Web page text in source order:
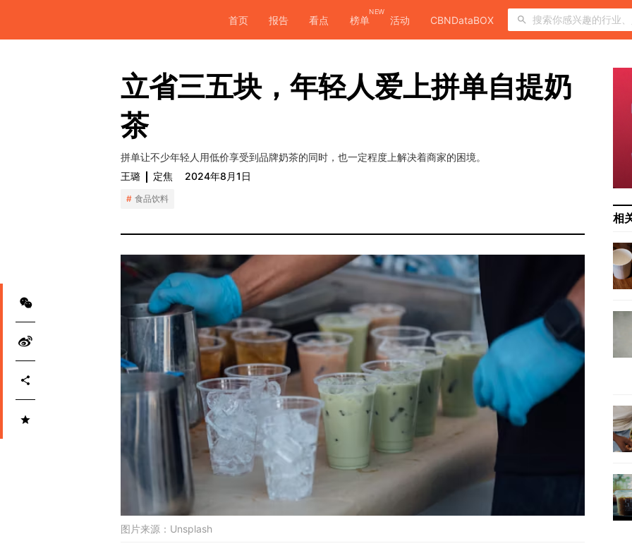
首页 报告 看点 榜单
NEW
活动 CBNDataBOX
立省三五块，年轻人爱上拼单自提奶
茶
拼单让不少年轻人用低价享受到品牌奶茶的同时，也一定程度上解决着商家的困境。
王璐
定焦 2024年8月1日
食品饮料
图片来源： Unsplash
相